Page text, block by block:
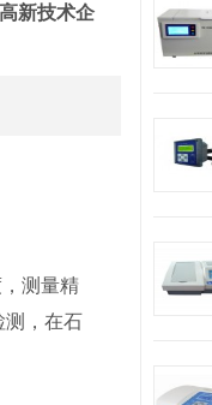
新技术企
品工程
点单
专业研究
测量精
测，在石